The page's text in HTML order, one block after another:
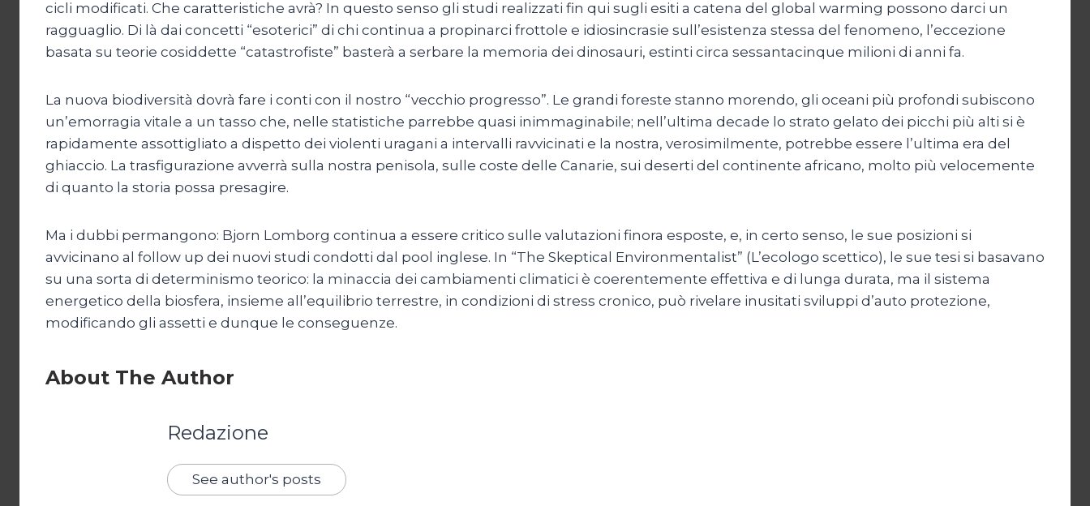
cicli modificati. Che caratteristiche avrà? In questo senso gli studi realizzati fin qui sugli esiti a catena del global warming possono darci un
ragguaglio. Di là dai concetti “esoterici” di chi continua a propinarci frottole e idiosincrasie sull’esistenza stessa del fenomeno, l’eccezione
basata su teorie cosiddette “catastrofiste” basterà a serbare la memoria dei dinosauri, estinti circa sessantacinque milioni di anni fa.
La nuova biodiversità dovrà fare i conti con il nostro “vecchio progresso”. Le grandi foreste stanno morendo, gli oceani più profondi subiscono
un’emorragia vitale a un tasso che, nelle statistiche parrebbe quasi inimmaginabile; nell’ultima decade lo strato gelato dei picchi più alti si è
rapidamente assottigliato a dispetto dei violenti uragani a intervalli ravvicinati e la nostra, verosimilmente, potrebbe essere l’ultima era del
ghiaccio. La trasfigurazione avverrà sulla nostra penisola, sulle coste delle Canarie, sui deserti del continente africano, molto più velocemente
di quanto la storia possa presagire.
Ma i dubbi permangono: Bjorn Lomborg continua a essere critico sulle valutazioni finora esposte, e, in certo senso, le sue posizioni si
avvicinano al follow up dei nuovi studi condotti dal pool inglese. In “The Skeptical Environmentalist” (L’ecologo scettico), le sue tesi si basavano
su una sorta di determinismo teorico: la minaccia dei cambiamenti climatici è coerentemente effettiva e di lunga durata, ma il sistema
energetico della biosfera, insieme all’equilibrio terrestre, in condizioni di stress cronico, può rivelare inusitati sviluppi d’auto protezione,
modificando gli assetti e dunque le conseguenze.
About The Author
Redazione
See author's posts